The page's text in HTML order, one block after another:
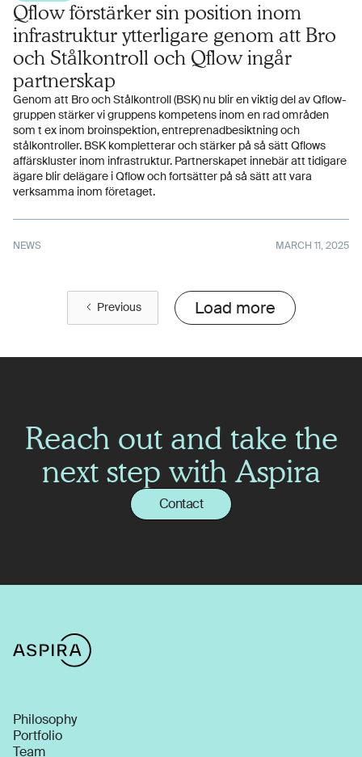
Qflow förstärker sin position inom
infrastruktur ytterligare genom att Bro
och Stålkontroll och Qflow ingår
partnerskap
Genom att Bro och Stålkontroll (BSK) nu blir en viktig del av Qflow-
gruppen stärker vi gruppens kompetens inom en rad områden
som t ex inom broinspektion, entreprenadbesiktning och
stålkontroller. BSK kompletterar och stärker på så sätt Qflows
affärskluster inom infrastruktur. Partnerskapet innebär att tidigare
ägare blir delägare i Qflow och fortsätter på så sätt att vara
verksamma inom företaget.
NEWS MARCH 11, 2025
Previous Load more
Reach out and take the
next step with Aspira
Contact
Philosophy
Portfolio
Team